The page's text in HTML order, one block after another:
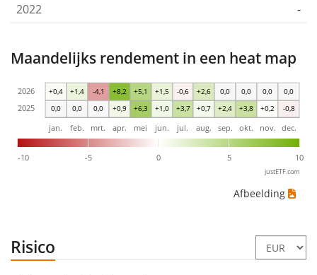
2022
-
Maandelijks rendement in een heat map
0,0 0,0 0,0 +0,9 +6,3 +1,0 +3,7 +0,7 +2,4 +3,8 +0,2 -0,8
+0,4 +1,4 -4,1 +8,2 +5,1 +1,5 -0,6 +2,6 0,0 0,0 0,0 0,0
-10 -5 0 5 10
jan. feb. mrt. apr. mei jun. jul. aug. sep. okt. nov. dec.
2025
2026
justETF.com
Afbeelding
Risico